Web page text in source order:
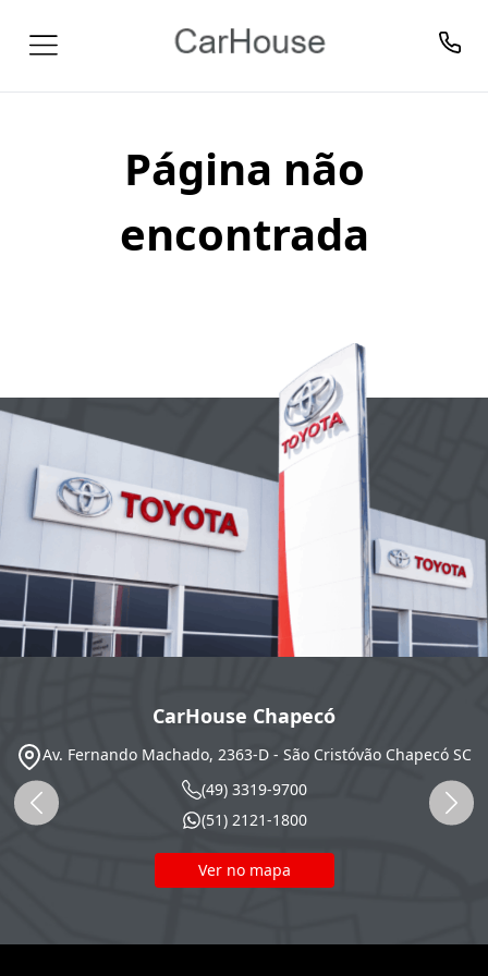
Página não
encontrada
CarHouse Chapecó
Av. Fernando Machado, 2363-D - São Cristóvão Chapecó SC
(49) 3319-9700
(51) 2121-1800
Ver no mapa